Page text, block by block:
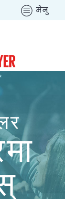
मेनु
र